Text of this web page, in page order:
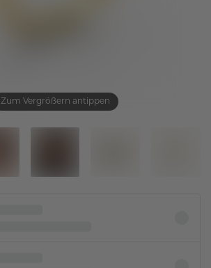
Zum Vergrößern antippen